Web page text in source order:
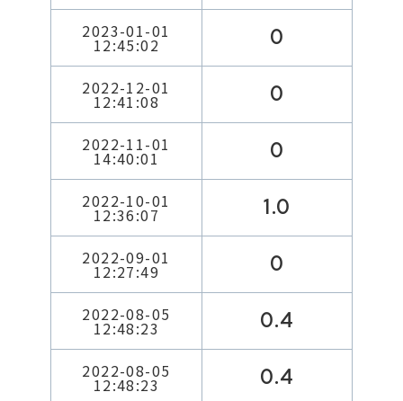
2023-01-01
12:45:02 0
2022-12-01
12:41:08 0
2022-11-01
14:40:01 0
2022-10-01
12:36:07 1.0
2022-09-01
12:27:49 0
2022-08-05
12:48:23 0.4
2022-08-05
12:48:23 0.4